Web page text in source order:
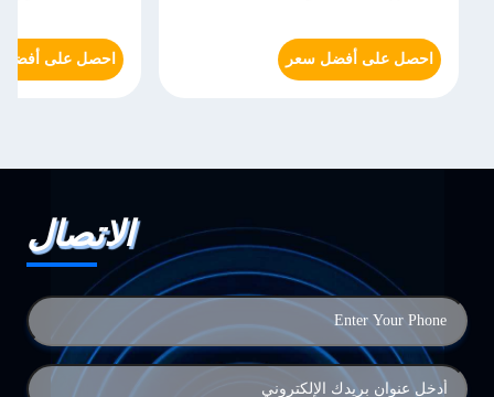
احصل على أفضل سعر احصل على
الاتصال